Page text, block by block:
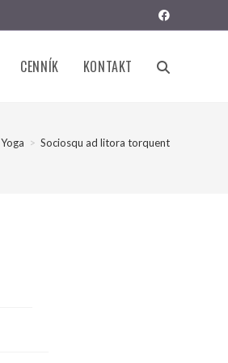
CENNÍK KONTAKT TOGGLE
WEBSITE
Yoga > Sociosqu ad litora torquent